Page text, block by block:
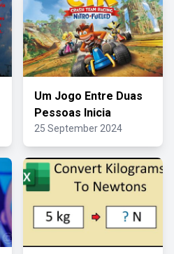
Um Jogo Entre Duas
Pessoas Inicia
25 September 2024